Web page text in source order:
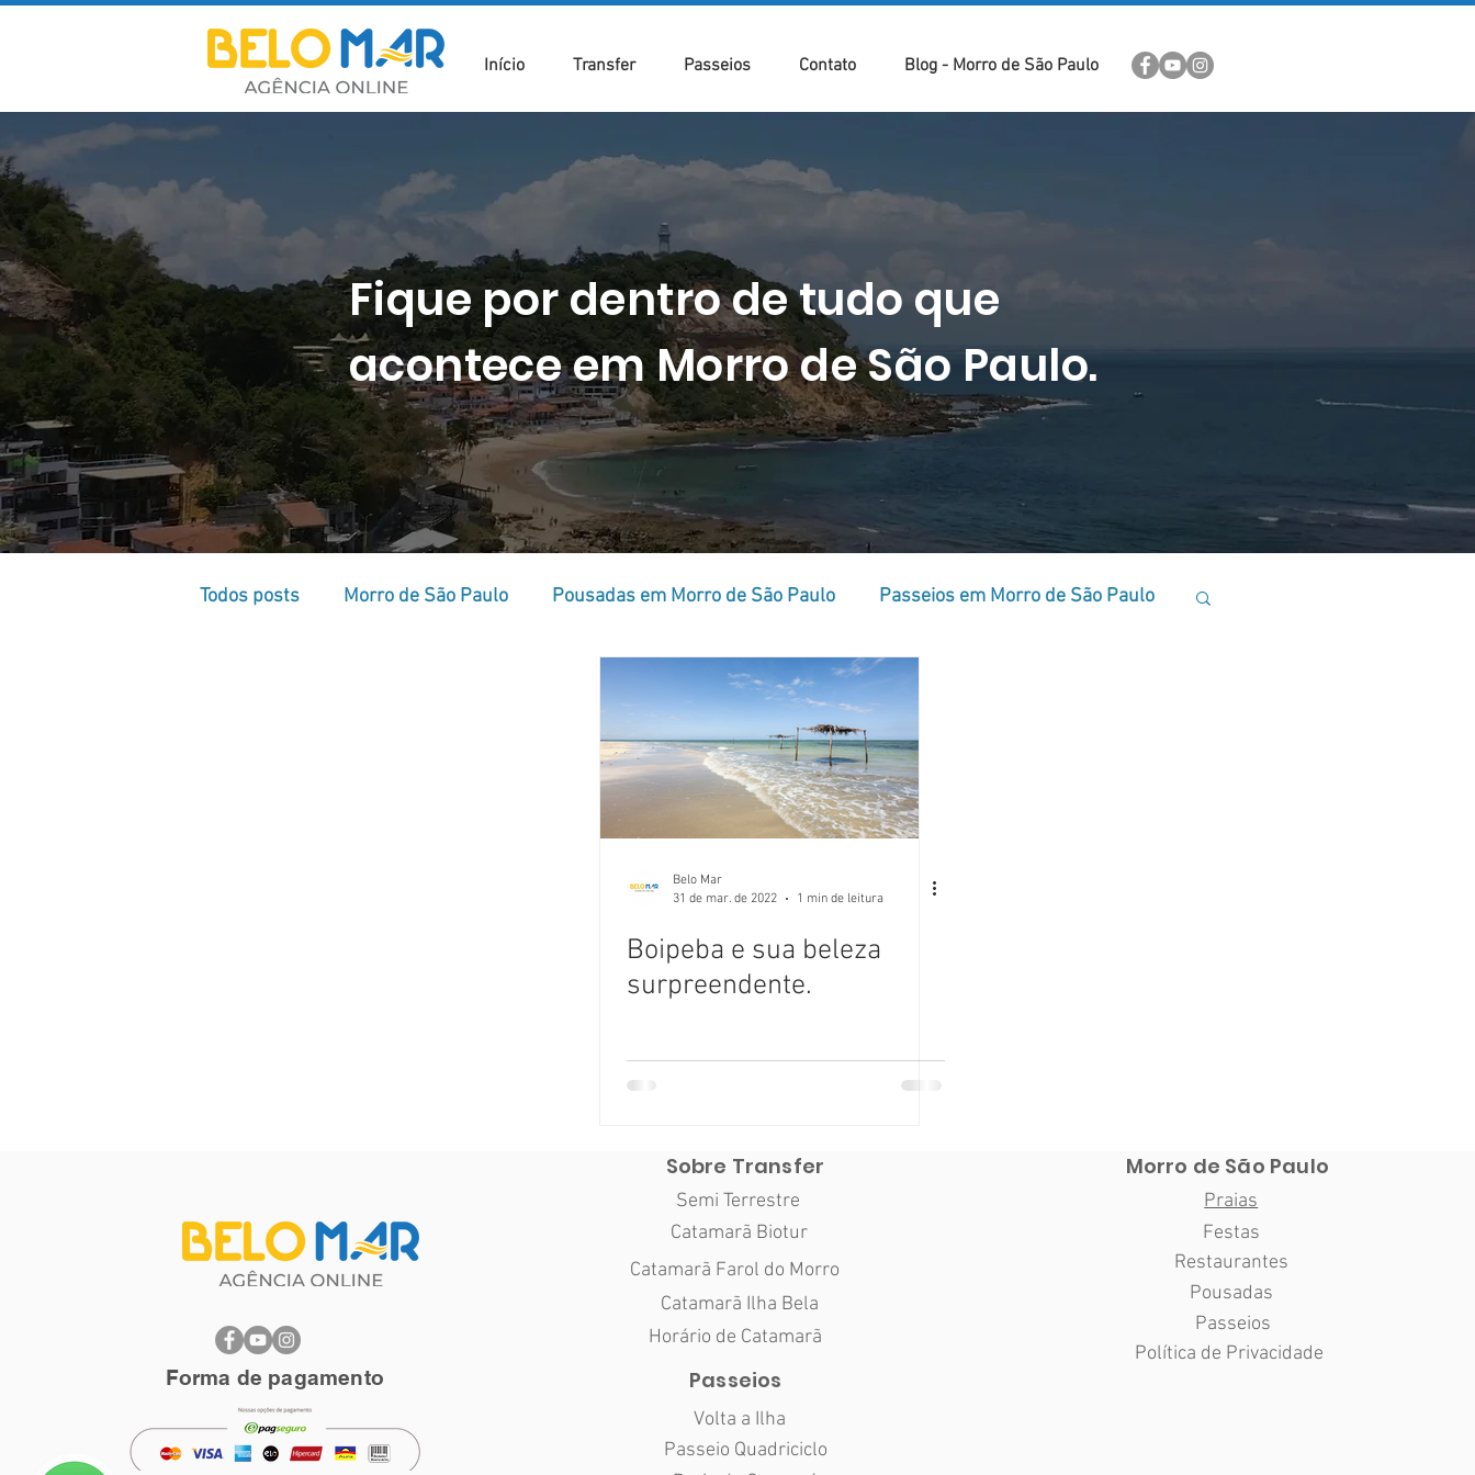
Início Transfer Passeios Contato Blog - Morro de São Paulo
Fique por dentro de tudo que
acontece em Morro de São Paulo.
Todos posts Morro de São Paulo Pousadas em Morro de São Paulo Passeios em Morro de São Paulo
Festas em Morro de São Paulo Réveillon em Morro de São Paulo
Belo Mar
31 de mar. de 2022
1 min de leitura
Boipeba e sua beleza
surpreendente.
Forma de pagamento
Sobre Transfer
Semi Terrestre
Catamarã Biotur
Catamarã Farol do Morro
Catamarã Ilha Bela
Horário de Catamarã
Passeios
Volta a Ilha
Passeio Quadriciclo
Morro de São Paulo
Praias
Festas
Restaurantes
Pousadas
Passeios
Política de Privacidade